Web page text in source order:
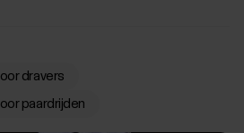
dravers
paardrijden